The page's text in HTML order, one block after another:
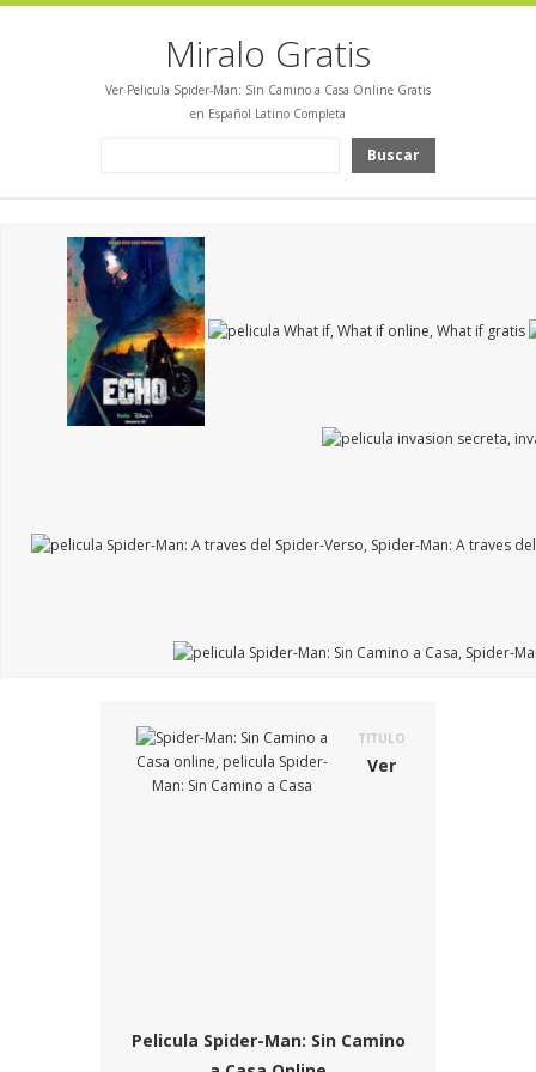
Miralo Gratis
Ver Pelicula Spider-Man: Sin Camino a Casa Online Gratis
en Español Latino Completa
Buscar
TITULO
Ver
Pelicula Spider-Man: Sin Camino